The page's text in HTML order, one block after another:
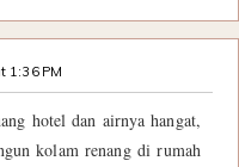
1:36 PM
hotel dan airnya hangat,
kolam renang di rumah